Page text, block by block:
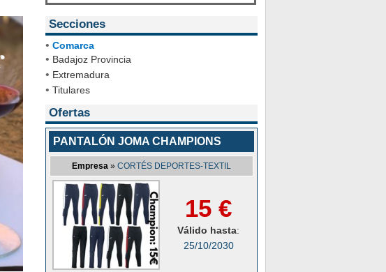
Secciones
• Comarca
• Badajoz Provincia
• Extremadura
• Titulares
Ofertas
PANTALÓN JOMA CHAMPIONS
Empresa » CORTÉS DEPORTES-TEXTIL
15 €
Válido hasta:
25/10/2030